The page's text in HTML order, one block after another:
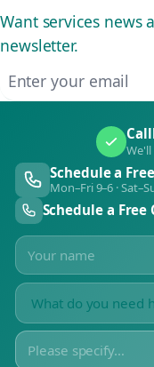
Want services news
newsletter.
Schedule a
Mon–Fri 9–6 ·
Schedule a Free